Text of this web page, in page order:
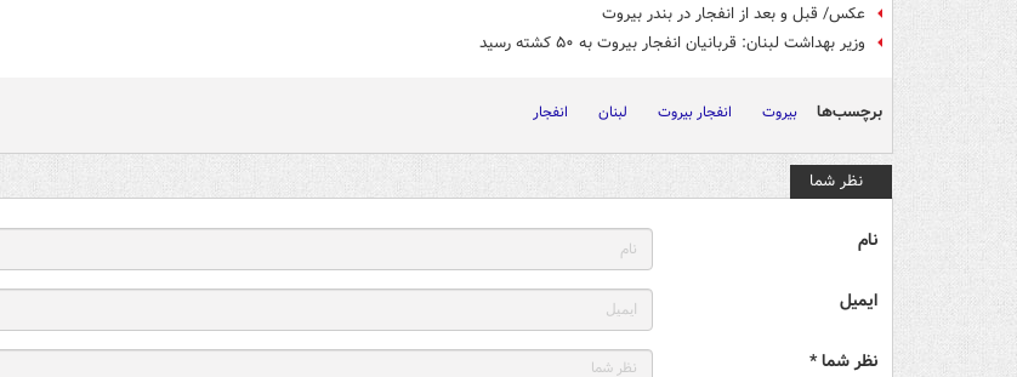
عکس/ قبل و بعد از انفجار در بندر بیروت
وزیر بهداشت لبنان: قربانیان انفجار بیروت به ۵۰ کشته رسید
برچسب‌ها بیروت انفجار بیروت لبنان انفجار
نظر شما
نام
ایمیل
نظر شما *